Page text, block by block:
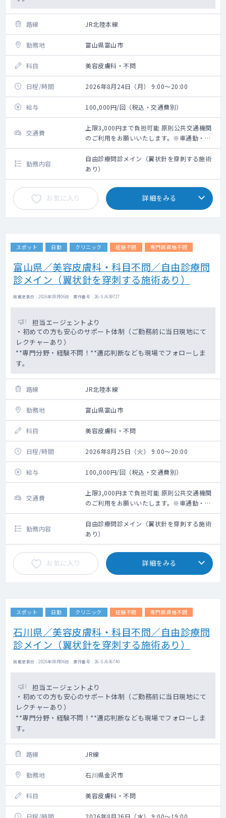
路線 JR北陸本線
勤務地 富山県富山市
科目 美容皮膚科・不問
日程/時間 2026年8月24日（月） 9:00～20:00
給与 100,000円/回（税込・交通費別）
交通費
上限3,000円まで負担可能 原則公共交通機関
のご利用をお願いいたします。※車通勤・タ
クシー利用要相談
勤務内容
自由診療問診メイン（翼状針を穿刺する施術
あり）
お気に入り 詳細をみる
スポット 日勤 クリニック 経験不問 専門医資格不問
富山県／美容皮膚科・科目不問／自由診療問
診メイン（翼状針を穿刺する施術あり）
掲載更新日 : 2026年08月06日 案件番号 : 26-SJ639727
担当エージェントより
・初めての方も安心のサポート体制（ご勤務前に当日現地にて
レクチャーあり）
**専門分野・経験不問！**適応判断なども現場でフォローしま
す。
路線 JR北陸本線
勤務地 富山県富山市
科目 美容皮膚科・不問
日程/時間 2026年8月25日（火） 9:00～20:00
給与 100,000円/回（税込・交通費別）
交通費
上限3,000円まで負担可能 原則公共交通機関
のご利用をお願いいたします。※車通勤・タ
クシー利用要相談
勤務内容
自由診療問診メイン（翼状針を穿刺する施術
あり）
お気に入り 詳細をみる
スポット 日勤 クリニック 経験不問 専門医資格不問
石川県／美容皮膚科・科目不問／自由診療問
診メイン（翼状針を穿刺する施術あり）
掲載更新日 : 2026年08月06日 案件番号 : 26-SJ636740
担当エージェントより
・初めての方も安心のサポート体制（ご勤務前に当日現地にて
レクチャーあり）
**専門分野・経験不問！**適応判断なども現場でフォローしま
す。
路線 JR線
勤務地 石川県金沢市
科目 美容皮膚科・不問
日程/時間 2026年8月26日（水） 9:00～19:00